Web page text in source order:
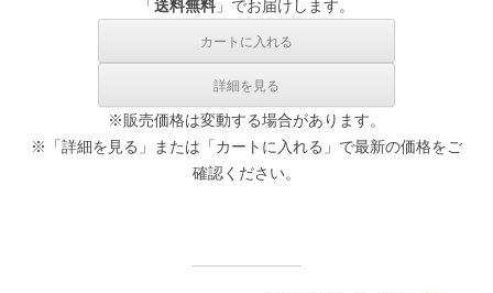
「送料無料 」でお届けします。
※販売価格は変動する場合があります。
※「詳細を見る」または「カートに入れる」で最新の価格をご
確認ください。